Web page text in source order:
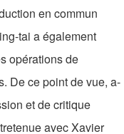
en commun
tai a également
opérations de
De ce point de vue, a-
et de critique
avec Xavier